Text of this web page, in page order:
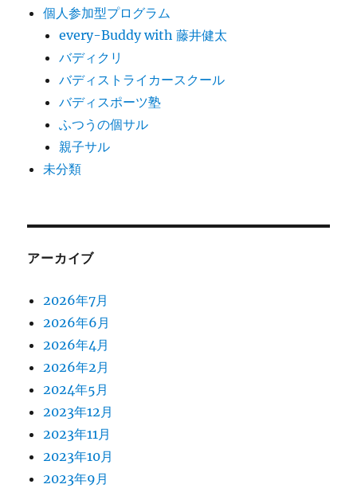
個人参加型プログラム
every-Buddy with 藤井健太
バディクリ
バディストライカースクール
バディスポーツ塾
ふつうの個サル
親子サル
未分類
アーカイブ
2026年7月
2026年6月
2026年4月
2026年2月
2024年5月
2023年12月
2023年11月
2023年10月
2023年9月